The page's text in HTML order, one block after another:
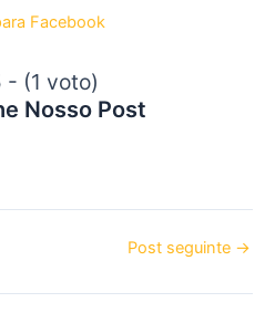
Facebook
- (1 voto)
Nosso Post
Post seguinte →